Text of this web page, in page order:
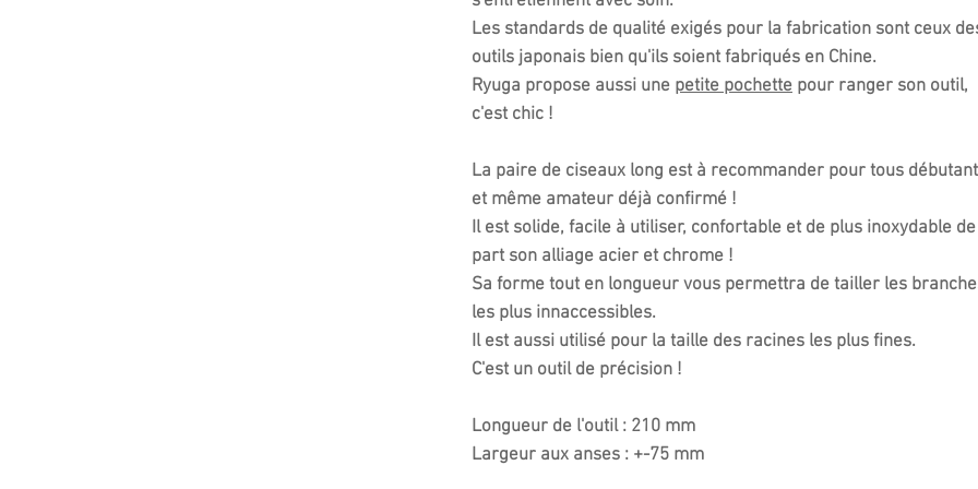
Les standards de qualité exigés pour la fabrication sont ceux
outils japonais bien qu'ils soient fabriqués en Chine.
Ryuga propose aussi une petite pochette pour ranger son outil,
c'est chic !
La paire de ciseaux long est à recommander pour tous débutant
et même amateur déjà confirmé !
Il est solide, facile à utiliser, confortable et de plus inoxydable de
part son alliage acier et chrome !
Sa forme tout en longueur vous permettra de tailler les
les plus innaccessibles.
Il est aussi utilisé pour la taille des racines les plus fines.
C'est un outil de précision !
Longueur de l'outil : 210 mm
Largeur aux anses : +-75 mm